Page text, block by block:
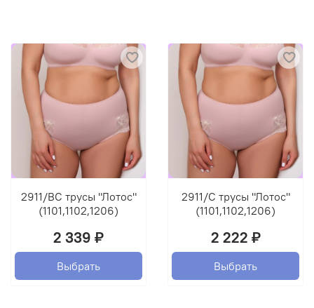
2911/BC трусы "Лотос"
(1101,1102,1206)
2 339 ₽
Выбрать
2911/C трусы "Лотос"
(1101,1102,1206)
2 222 ₽
Выбрать